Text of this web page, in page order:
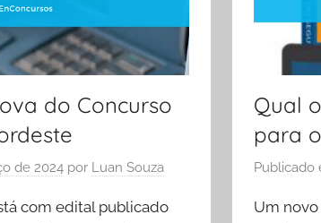
do Concurso
de 2024 por Luan Souza
com edital publicado
Qual
para
Um novo